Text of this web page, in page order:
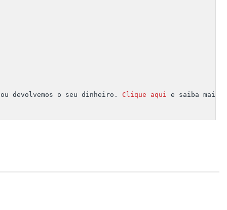
devolvemos o seu dinheiro. Clique aqui e saiba mais.